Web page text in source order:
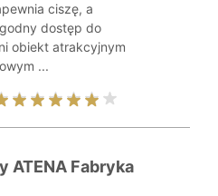
ciszę, a
dostęp do
obiekt atrakcyjnym
...
ATENA Fabryka